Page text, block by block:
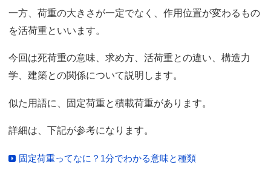
一方、荷重の大きさが一定でなく、作用位置が変わるもの
を活荷重といいます。
今回は死荷重の意味、求め方、活荷重との違い、構造力
学、建築との関係について説明します。
似た用語に、固定荷重と積載荷重があります。
詳細は、下記が参考になります。
固定荷重ってなに？1分でわかる意味と種類